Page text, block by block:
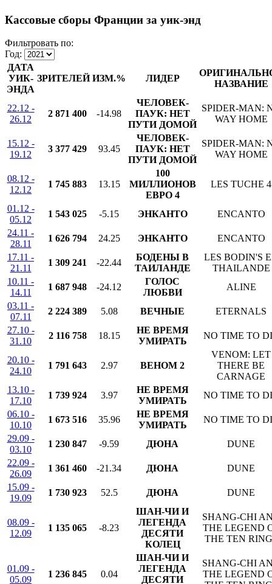
Кассовые сборы Франции за уик-энд
Фильтровать по:
Год:
ДАТА
УИК-
ЭНДА
ЗРИТЕЛЕЙ ИЗМ.% ЛИДЕР
НАЗВАНИЕ
22.12 -
26.12
2 871 400 -14.98
ЧЕЛОВЕК-
ПАУК: НЕТ
ПУТИ ДОМОЙ
SPIDER-MAN:
WAY HOME
15.12 -
19.12
3 377 429 93.45
ЧЕЛОВЕК-
ПАУК: НЕТ
ПУТИ ДОМОЙ
SPIDER-MAN:
WAY HOME
08.12 -
12.12
1 745 883 13.15
100
МИЛЛИОНОВ
ЕВРО 4
LES TUCHE 4
01.12 -
05.12
1 543 025 -5.15 ЭНКАНТО
ENCANTO
24.11 -
28.11
1 626 794 24.25 ЭНКАНТО
ENCANTO
17.11 -
21.11
1 309 241 -22.44
БОДЕНЫ В
ТАИЛАНДЕ
LES BODIN'S
THAILANDE
10.11 -
14.11
1 687 948 -24.12
ГОЛОС
ЛЮБВИ
ALINE
03.11 -
07.11
2 224 389 5.08 ВЕЧНЫЕ
ETERNALS
27.10 -
31.10
2 116 758 18.15
НЕ ВРЕМЯ
УМИРАТЬ
NO TIME TO
20.10 -
24.10
1 791 643 2.97 ВЕНОМ 2
VENOM: LET
THERE BE
CARNAGE
13.10 -
17.10
1 739 924 3.97
НЕ ВРЕМЯ
УМИРАТЬ
NO TIME TO
06.10 -
10.10
1 673 516 35.96
НЕ ВРЕМЯ
УМИРАТЬ
NO TIME TO
29.09 -
03.10
1 230 847 -9.59 ДЮНА
DUNE
22.09 -
26.09
1 361 460 -21.34 ДЮНА
DUNE
15.09 -
19.09
1 730 923 52.5 ДЮНА DUNE
08.09 -
12.09
1 135 065 -8.23
ШАН-ЧИ И
ЛЕГЕНДА
ДЕСЯТИ
КОЛЕЦ
SHANG-CHI
THE LEGEND
THE TEN
01.09 -
05.09
1 236 845 0.04
ШАН-ЧИ И
ЛЕГЕНДА
ДЕСЯТИ
SHANG-CHI
THE LEGEND